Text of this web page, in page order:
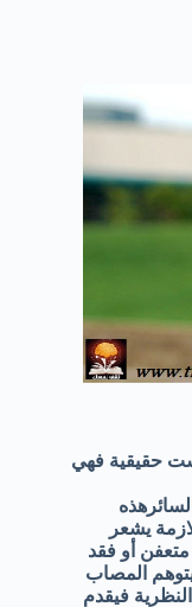
حقيقية فهي
يشعر
أو فقد
المصاب
فيقدم